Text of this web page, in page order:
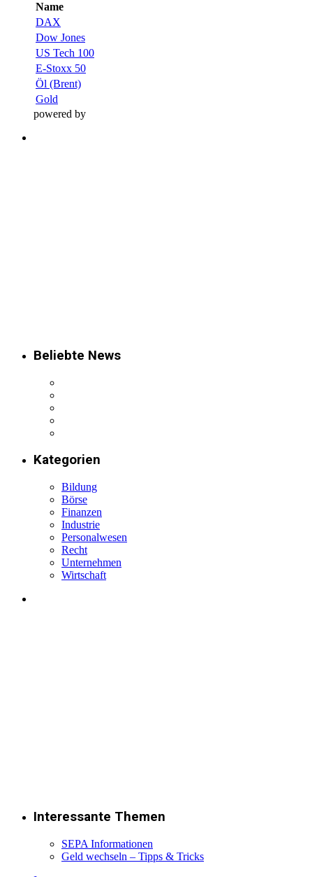
Name
DAX
Dow Jones
US Tech 100
E-Stoxx 50
Öl (Brent)
Gold
powered by
Beliebte News
Kategorien
Bildung
Börse
Finanzen
Industrie
Personalwesen
Recht
Unternehmen
Wirtschaft
Interessante Themen
SEPA Informationen
Geld wechseln – Tipps & Tricks